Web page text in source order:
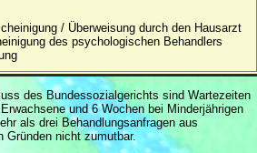
/ Überweisung durch den Hausarzt
des psychologischen Behandlers
des Bundessozialgerichts sind Wartezeiten
und 6 Wochen bei Minderjährigen
als drei Behandlungsanfragen aus
Gründen nicht zumutbar.